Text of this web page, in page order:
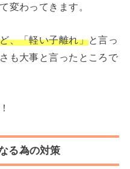
変わってきます。
、「軽い子離れ」と言っ
も大事と言ったところで
る為の対策